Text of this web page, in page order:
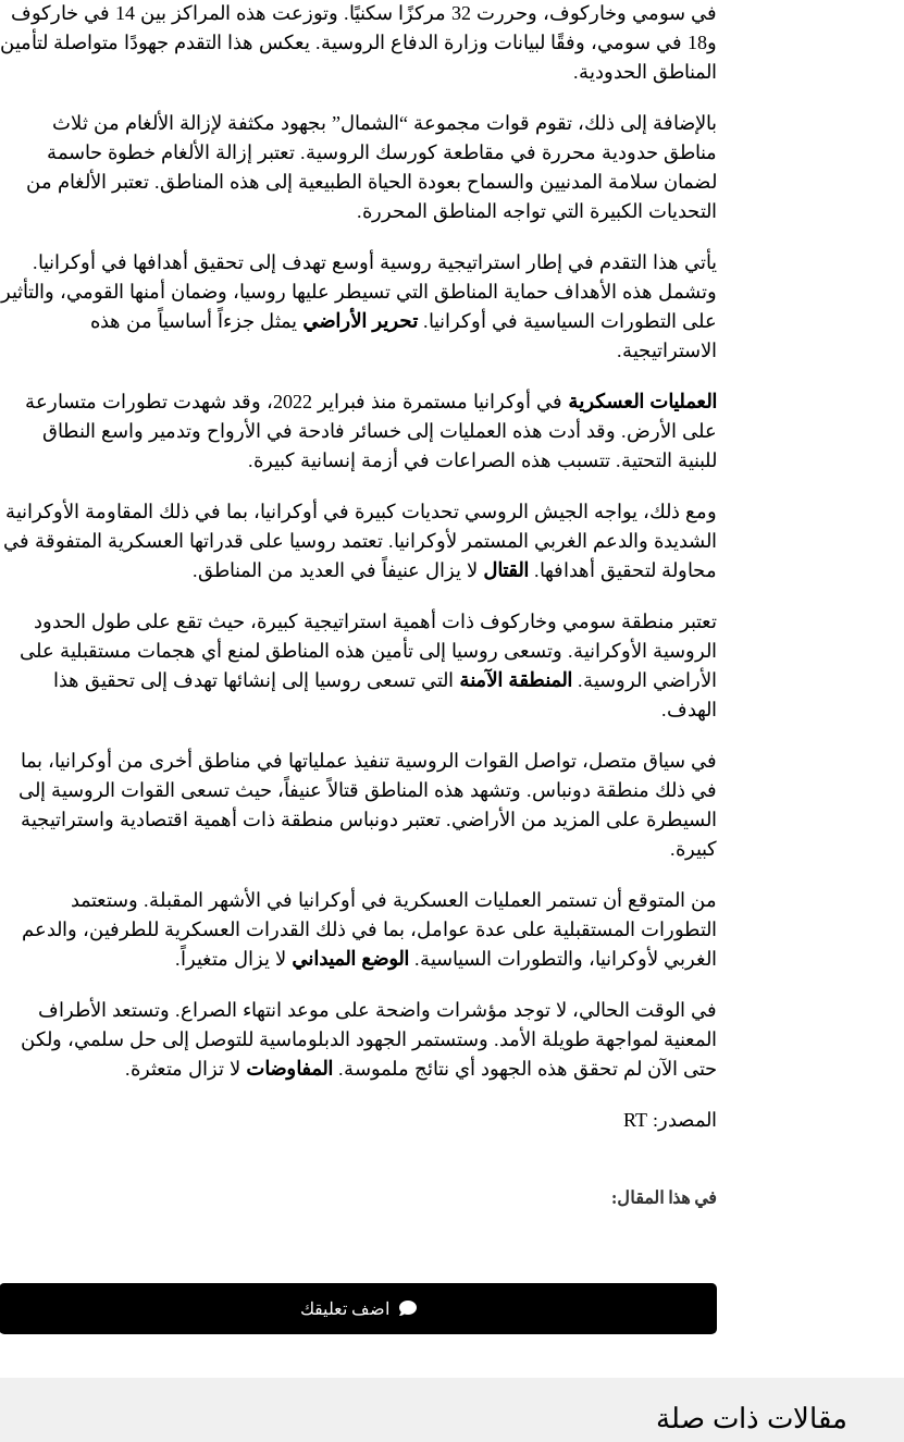
في سومي وخاركوف، وحررت 32 مركزًا سكنيًا. وتوزعت هذه المراكز بين 14 في خاركوف
و18 في سومي، وفقًا لبيانات وزارة الدفاع الروسية. يعكس هذا التقدم جهودًا متواصلة لتأمين
المناطق الحدودية.
بالإضافة إلى ذلك، تقوم قوات مجموعة “الشمال” بجهود مكثفة لإزالة الألغام من ثلاث
مناطق حدودية محررة في مقاطعة كورسك الروسية. تعتبر إزالة الألغام خطوة حاسمة
لضمان سلامة المدنيين والسماح بعودة الحياة الطبيعية إلى هذه المناطق. تعتبر الألغام من
التحديات الكبيرة التي تواجه المناطق المحررة.
يأتي هذا التقدم في إطار استراتيجية روسية أوسع تهدف إلى تحقيق أهدافها في أوكرانيا.
وتشمل هذه الأهداف حماية المناطق التي تسيطر عليها روسيا، وضمان أمنها القومي، والتأثير
على التطورات السياسية في أوكرانيا.تحرير الأراضي يمثل جزءاً أساسياً من هذه
الاستراتيجية.
العمليات العسكرية
في أوكرانيا مستمرة منذ فبراير 2022، وقد شهدت تطورات متسارعة
على الأرض. وقد أدت هذه العمليات إلى خسائر فادحة في الأرواح وتدمير واسع النطاق
للبنية التحتية. تتسبب هذه الصراعات في أزمة إنسانية كبيرة.
ومع ذلك، يواجه الجيش الروسي تحديات كبيرة في أوكرانيا، بما في ذلك المقاومة الأوكرانية
الشديدة والدعم الغربي المستمر لأوكرانيا. تعتمد روسيا على قدراتها العسكرية المتفوقة في
محاولة لتحقيق أهدافها. القتال لا يزال عنيفاً في العديد من المناطق.
تعتبر منطقة سومي وخاركوف ذات أهمية استراتيجية كبيرة، حيث تقع على طول الحدود
الروسية الأوكرانية. وتسعى روسيا إلى تأمين هذه المناطق لمنع أي هجمات مستقبلية على
الأراضي الروسية. المنطقة الآمنة التي تسعى روسيا إلى إنشائها تهدف إلى تحقيق هذا
الهدف.
في سياق متصل، تواصل القوات الروسية تنفيذ عملياتها في مناطق أخرى من أوكرانيا، بما
في ذلك منطقة دونباس. وتشهد هذه المناطق قتالاً عنيفاً، حيث تسعى القوات الروسية إلى
السيطرة على المزيد من الأراضي. تعتبر دونباس منطقة ذات أهمية اقتصادية واستراتيجية
كبيرة.
من المتوقع أن تستمر العمليات العسكرية في أوكرانيا في الأشهر المقبلة. وستعتمد
التطورات المستقبلية على عدة عوامل، بما في ذلك القدرات العسكرية للطرفين، والدعم
الغربي لأوكرانيا، والتطورات السياسية. الوضع الميداني لا يزال متغيراً.
في الوقت الحالي، لا توجد مؤشرات واضحة على موعد انتهاء الصراع. وتستعد الأطراف
المعنية لمواجهة طويلة الأمد. وستستمر الجهود الدبلوماسية للتوصل إلى حل سلمي، ولكن
حتى الآن لم تحقق هذه الجهود أي نتائج ملموسة. المفاوضات لا تزال متعثرة.
المصدر: RT
في هذا المقال:
اضف تعليقك
مقالات ذات صلة